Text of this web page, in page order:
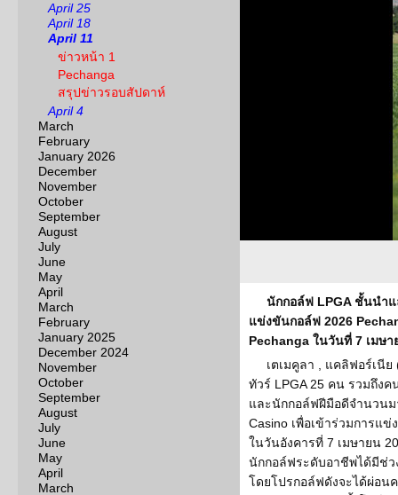
April 25
April 18
April 11
ข่าวหน้า 1
Pechanga
สรุปข่าวรอบสัปดาห์
April 4
March
February
January 2026
December
November
October
September
August
July
June
May
April
March
February
January 2025
December 2024
November
October
September
August
July
June
May
April
March
นักกอล์ฟ LPGA ชั้นนำแ
แข่งขันกอล์ฟ 2026
Pechanga ในวันที่ 7 เมษ
เตเมคูลา , แคลิฟอร์เนี
ทัวร์ LPGA 25 คน รวมถึง
และนักกอล์ฟฝีมือดีจำนวนม
Casino เพื่อเข้าร่วมการแ
ในวันอังคารที่ 7 เมษายน
นักกอล์ฟระดับอาชีพได้มีช่ว
โดยโปรกอล์ฟดังจะได้ผ่อน